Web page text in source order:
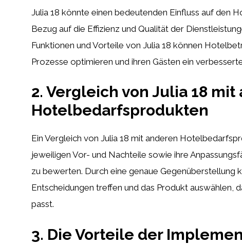
Julia 18 könnte einen bedeutenden Einfluss auf den
Bezug auf die Effizienz und Qualität der
Funktionen und Vorteile von Julia 18 können
Prozesse optimieren und ihren Gästen ein
2. Vergleich von Julia 18 mit
Hotelbedarfsprodukten
Ein Vergleich von Julia 18 mit anderen
jeweiligen Vor- und Nachteile sowie ihre
zu bewerten. Durch eine genaue Gegenüberstellung
Entscheidungen treffen und das Produkt auswählen,
passt.
3. Die Vorteile der